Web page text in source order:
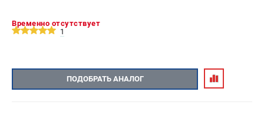
Временно отсутствует
1
ПОДОБРАТЬ АНАЛОГ